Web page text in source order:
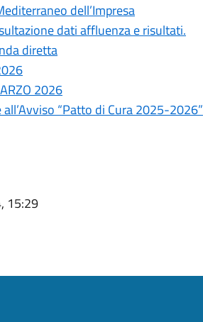
dell’Impresa
dati affluenza e risultati.
diretta
2026
“Patto di Cura 2025-2026”
15:29